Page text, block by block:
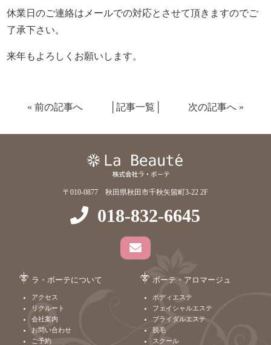
休業日のご連絡はメールでの対応とさせて頂きますのでご
了承下さい。
来年もよろしくお願いします。
« 前の記事へ 記事一覧 次の記事へ »
〒010-0877 秋田県秋田市千秋矢留町3-22 2F
018-832-6645
ラ・ボーテについて
アクセス
リクルート
会社案内
お問い合わせ
ご予約
ボーテ・アロマージュ
ボディエステ
フェイシャルエステ
ブライダルエステ
脱毛
スクール